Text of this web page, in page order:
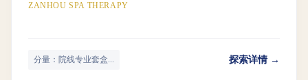
ZANHOU SPA THERAPY
分量：院线专业套盒... 探索详情 →